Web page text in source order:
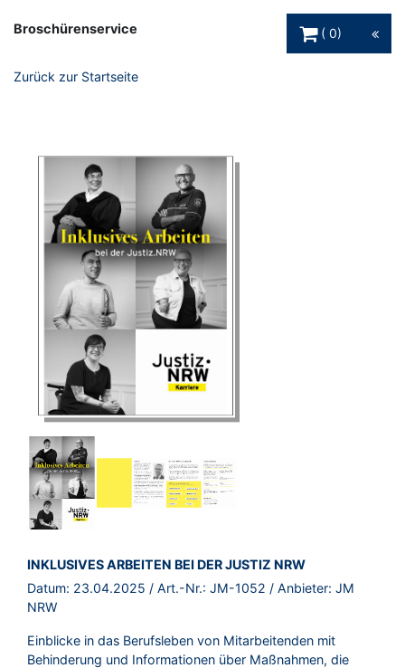
Broschürenservice
0
Zurück zur Startseite
BROSCHÜRE:
INKLUSIVES ARBEITEN BEI DER JUSTIZ NRW
Datum: 23.04.2025 / Art.-Nr.: JM-1052 / Anbieter: JM
NRW
Einblicke in das Berufsleben von Mitarbeitenden mit
Behinderung und Informationen über Maßnahmen, die